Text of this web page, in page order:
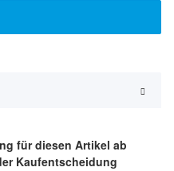
für diesen Artikel ab
Kaufentscheidung